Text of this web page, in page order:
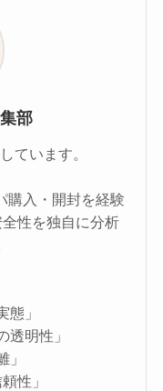
部
ています。
購入・開封を経験
性を独自に分析
態」
透明性」
」
性」